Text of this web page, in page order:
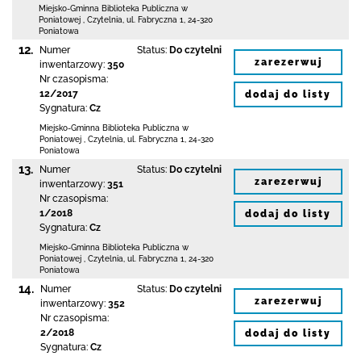
Miejsko-Gminna Biblioteka Publiczna w
Poniatowej
Czytelnia, ul. Fabryczna 1
24-320
Poniatowa
12.
Numer
inwentarzowy: 350
Nr czasopisma:
12/2017
Sygnatura: Cz
Status: Do czytelni
Miejsko-Gminna Biblioteka Publiczna w
Poniatowej
Czytelnia, ul. Fabryczna 1
24-320
Poniatowa
zarezerwuj
dodaj do listy
13.
Numer
inwentarzowy: 351
Nr czasopisma:
1/2018
Sygnatura: Cz
Status: Do czytelni
Miejsko-Gminna Biblioteka Publiczna w
Poniatowej
Czytelnia, ul. Fabryczna 1
24-320
Poniatowa
zarezerwuj
dodaj do listy
14.
Numer
inwentarzowy: 352
Nr czasopisma:
2/2018
Sygnatura: Cz
Status: Do czytelni
zarezerwuj
dodaj do listy